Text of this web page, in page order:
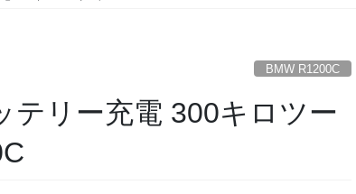
BMW R1200C
テリー充電 300キロツー